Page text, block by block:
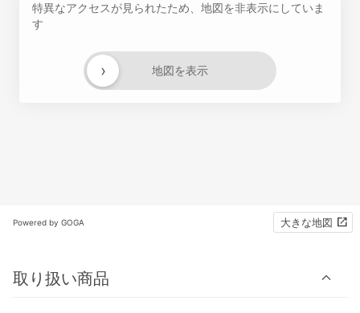
特異なアクセスが見られたため、地図を非表示にしていま
す
地図を表示
›
Powered by GOGA 大きな地図
取り扱い商品